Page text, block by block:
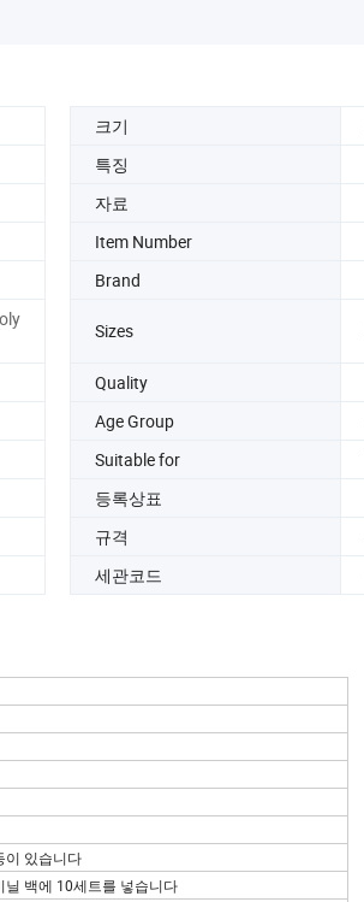
크기
특징
자료
Item Number
Brand
Sizes
Quality
Age Group
Suitable for
등록상표
규격
세관코드
이 있습니다
백에 10세트를 넣습니다